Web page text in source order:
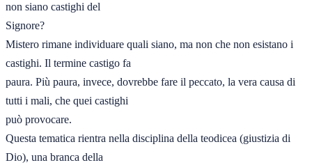
non siano castighi del
Signore?
Mistero rimane individuare quali siano, ma non che non esistano i
castighi. Il termine castigo fa
paura. Più paura, invece, dovrebbe fare il peccato, la vera causa di
tutti i mali, che quei castighi
può provocare.
Questa tematica rientra nella disciplina della teodicea (giustizia di
Dio), una branca della